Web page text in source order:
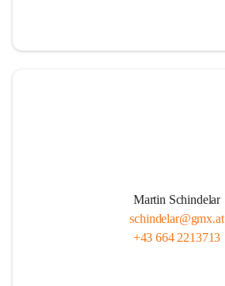
Martin Schindelar
schindelar@gmx.at
+43 664 2213713